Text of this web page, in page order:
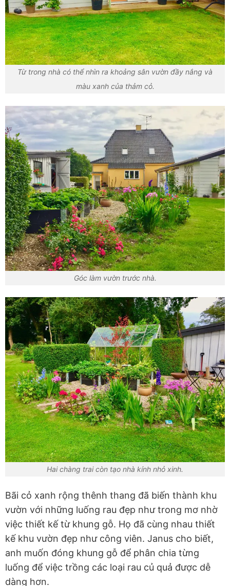
Từ trong nhà có thể nhìn ra khoảng sân vườn đầy nắng và
màu xanh của thảm cỏ.
Góc làm vườn trước nhà.
Hai chàng trai còn tạo nhà kính nhỏ xinh.
Bãi cỏ xanh rộng thênh thang đã biến thành khu
vườn với những luống rau đẹp như trong mơ nhờ
việc thiết kế từ khung gỗ. Họ đã cùng nhau thiết
kế khu vườn đẹp như công viên. Janus cho biết,
anh muốn đóng khung gỗ để phân chia từng
luống để việc trồng các loại rau củ quả được dễ
dàng hơn.